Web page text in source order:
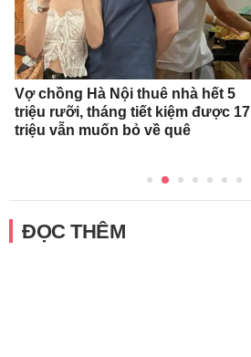
Vợ chồng Hà Nội thuê nhà hết 5
triệu rưỡi, tháng tiết kiệm được 17
triệu vẫn muốn bỏ về quê
ĐỌC THÊM